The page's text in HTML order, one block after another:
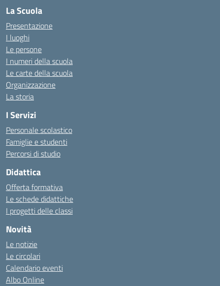
La Scuola
Presentazione
I luoghi
Le persone
I numeri della scuola
Le carte della scuola
Organizzazione
La storia
I Servizi
Personale scolastico
Famiglie e studenti
Percorsi di studio
Didattica
Offerta formativa
Le schede didattiche
I progetti delle classi
Novità
Le notizie
Le circolari
Calendario eventi
Albo Online